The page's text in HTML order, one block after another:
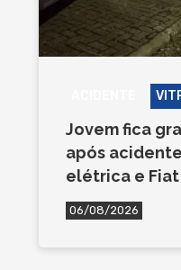
Jovem fica
após
elétrica e Fiat
06/08/2026